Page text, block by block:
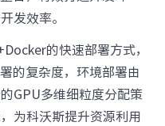
发效率。
的快速部署方式，
的复杂度，环境部署由
GPU多维细粒度分配策
为科沃斯提升资源利用